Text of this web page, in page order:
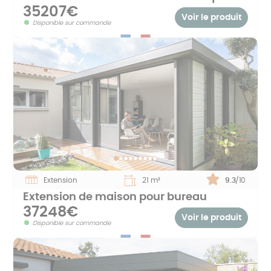
35207€
Disponible sur commande
Voir le produit
Extension 21 m² Note :
9.3/10
Extension de maison pour bureau
37248€
Disponible sur commande
Voir le produit